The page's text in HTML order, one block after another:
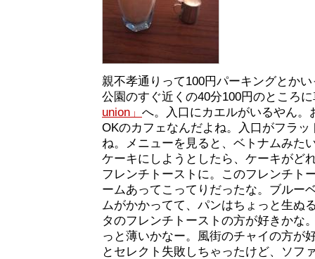
親不孝通りって100円パーキングとか
公園のすぐ近くの40分100円のところ
union」 へ。入口にカエルがいるやん。
OKのカフェなんだよね。入口がフラ
ね。メニューを見ると、ベトナムみた
ケーキにしようとしたら、ケーキがど
フレンチトーストに。このフレンチト
ームあってこってりだったな。ブルー
ムがかかってて、パンはちょっと生ぬ
タのフレンチトーストの方が好きかな
っと薄いかなー。風街のチャイの方が
とセレクト失敗しちゃったけど、ソフ